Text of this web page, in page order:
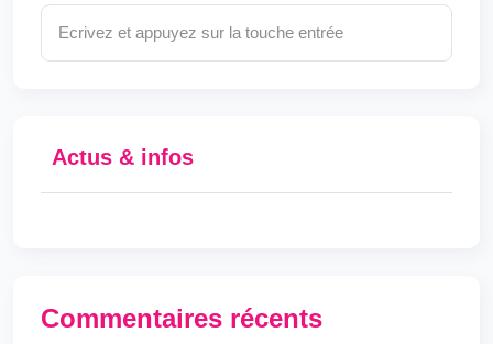
Actus & infos
Commentaires récents